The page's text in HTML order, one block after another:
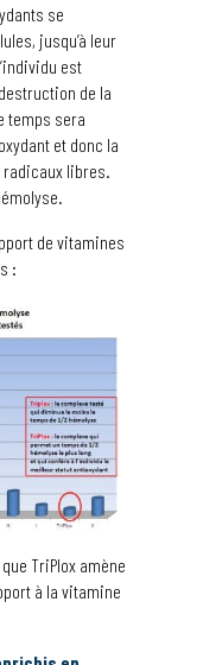
se
jusqu’à leur
est
de la
temps sera
et donc la
libres.
de vitamines
:
TriPlox amène
à la vitamine